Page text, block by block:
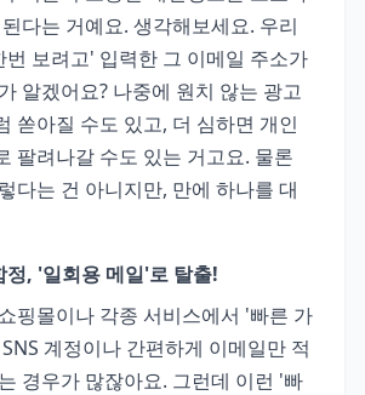
다는 거예요. 생각해보세요. 우리
번 보려고' 입력한 그 이메일 주소가
알겠어요? 나중에 원치 않는 광고
쏟아질 수도 있고, 더 심하면 개인
팔려나갈 수도 있는 거고요. 물론
다는 건 아니지만, 만에 하나를 대
정, '일회용 메일'로 탈출!
핑몰이나 각종 서비스에서 '빠른 가
계정이나 간편하게 이메일만 적
경우가 많잖아요. 그런데 이런 '빠